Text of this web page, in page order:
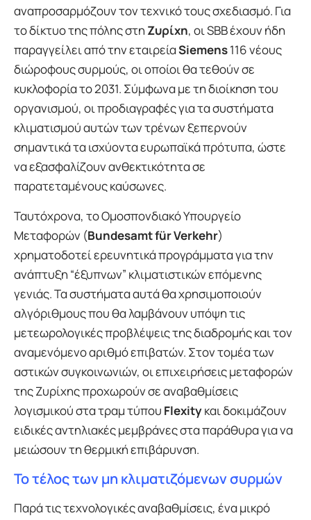
αναπροσαρμόζουν τον τεχνικό τους σχεδιασμό. Για
το δίκτυο της πόλης στη Ζυρίχη, οι SBB έχουν ήδη
παραγγείλει από την εταιρείαSiemens116 νέους
διώροφους συρμούς, οι οποίοι θα τεθούν σε
κυκλοφορία το 2031. Σύμφωνα με τη διοίκηση του
οργανισμού, οι προδιαγραφές για τα συστήματα
κλιματισμού αυτών των τρένων ξεπερνούν
σημαντικά τα ισχύοντα ευρωπαϊκά πρότυπα, ώστε
να εξασφαλίζουν ανθεκτικότητα σε
παρατεταμένους καύσωνες.
Ταυτόχρονα, το Ομοσπονδιακό Υπουργείο
Μεταφορών (Bundesamt für Verkehr)
χρηματοδοτεί ερευνητικά προγράμματα για την
ανάπτυξη “έξυπνων” κλιματιστικών επόμενης
γενιάς. Τα συστήματα αυτά θα χρησιμοποιούν
αλγόριθμους που θα λαμβάνουν υπόψη τις
μετεωρολογικές προβλέψεις της διαδρομής και τον
αναμενόμενο αριθμό επιβατών. Στον τομέα των
αστικών συγκοινωνιών, οι επιχειρήσεις μεταφορών
της Ζυρίχης προχωρούν σε αναβαθμίσεις
λογισμικού στα τραμ τύπου Flexityκαι δοκιμάζουν
ειδικές αντηλιακές μεμβράνες στα παράθυρα για να
μειώσουν τη θερμική επιβάρυνση.
Το τέλος των μη κλιματιζόμενων συρμών
Παρά τις τεχνολογικές αναβαθμίσεις, ένα μικρό